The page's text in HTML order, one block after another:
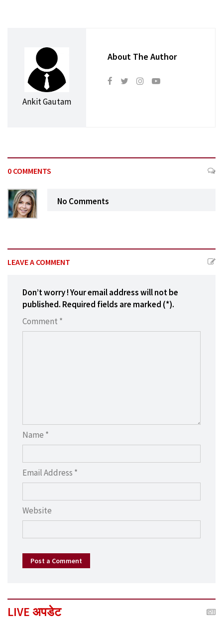
Ankit Gautam
About The Author
0 COMMENTS
No Comments
LEAVE A COMMENT
Don’t worry ! Your email address will not be
published. Required fields are marked (*).
Comment *
Name *
Email Address *
Website
Post a Comment
LIVE अपडेट